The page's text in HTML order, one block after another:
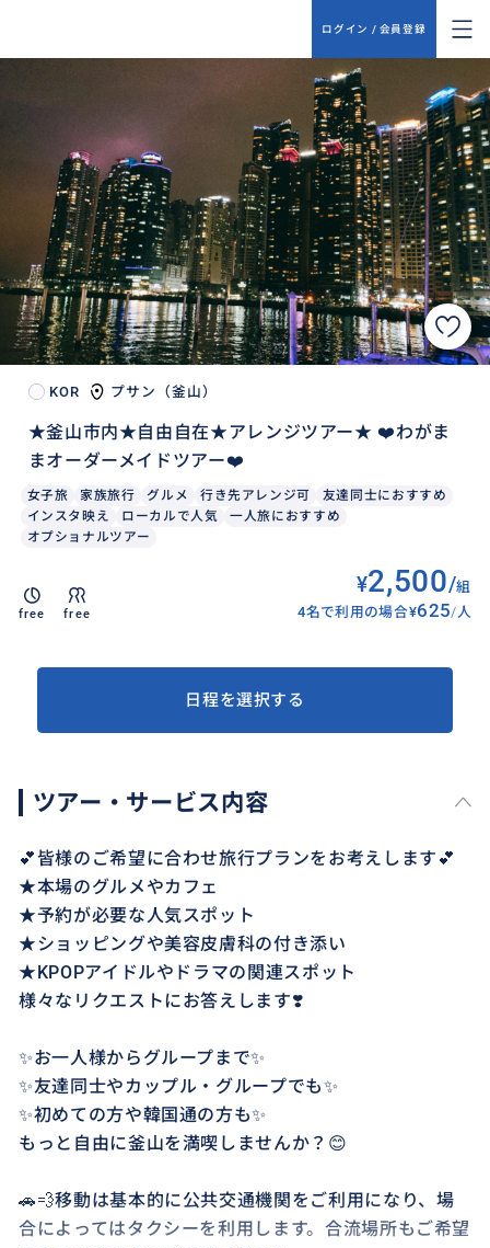
ログイン / 会員登録
KOR プサン（釜山）
★釜山市内★自由自在★アレンジツアー★ ❤️わがま
まオーダーメイドツアー❤️
女子旅 家族旅行 グルメ 行き先アレンジ可
友達同士におすすめ
インスタ映え
ローカルで人気
一人旅におすすめ
オプショナルツアー
free free
¥2,500/組
4名で利用の場合¥625/ 人
日程を選択する
ツアー・サービス内容
💕皆様のご希望に合わせ旅行プランをお考えします💕
★本場のグルメやカフェ
★予約が必要な人気スポット
★ショッピングや美容皮膚科の付き添い
★KPOPアイドルやドラマの関連スポット
様々なリクエストにお答えします❣️
✨お一人様からグループまで✨
✨友達同士やカップル・グループでも✨
✨初めての方や韓国通の方も✨
もっと自由に釜山を満喫しませんか？😊
🚗💨移動は基本的に公共交通機関をご利用になり、場
合によってはタクシーを利用します。合流場所もご希望